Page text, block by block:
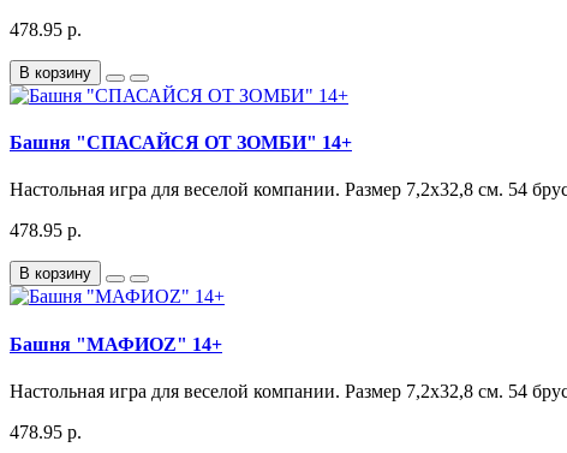
478.95 р.
В корзину
Башня "СПАСАЙСЯ ОТ ЗОМБИ" 14+
Настольная игра для веселой компании. Размер 7,2х32,8 см. 54
478.95 р.
В корзину
Башня "МАФИОZ" 14+
Настольная игра для веселой компании. Размер 7,2х32,8 см. 54
478.95 р.